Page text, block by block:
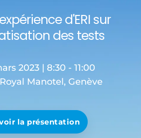
d'ERI sur
des tests
2023 | 8:30 - 11:00
Manotel, Genève
la présentation